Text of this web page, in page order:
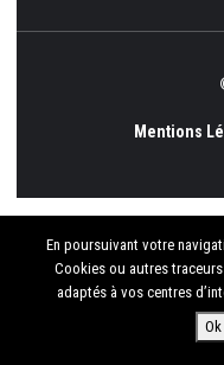
Mentions
En poursuivant votre
Cookies ou autres
adaptés à vos centres
Ok